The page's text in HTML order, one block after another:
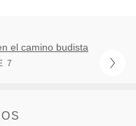
el camino budista
7